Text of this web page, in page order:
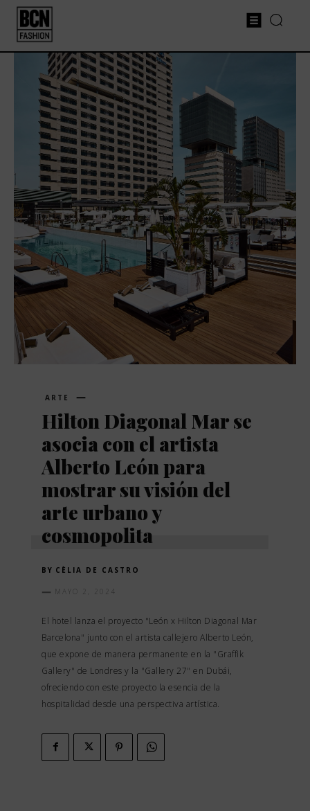
ARTE
Hilton Diagonal Mar se
asocia con el artista
Alberto León para
mostrar su visión del
arte urbano y
cosmopolita
BY CÈLIA DE CASTRO
MAYO 2, 2024
El hotel lanza el proyecto "León x Hilton Diagonal Mar
Barcelona" junto con el artista callejero Alberto León,
que expone de manera permanente en la "Graffik
Gallery" de Londres y la "Gallery 27" en Dubái,
ofreciendo con este proyecto la esencia de la
hospitalidad desde una perspectiva artística.